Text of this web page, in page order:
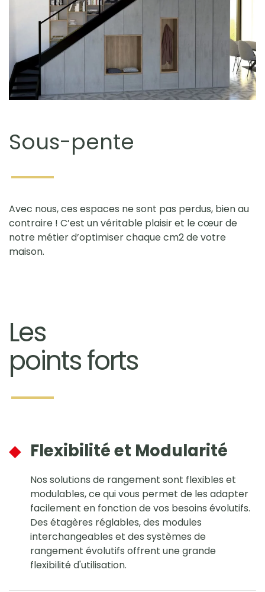
Sous-pente
Avec nous, ces espaces ne sont pas perdus, bien au
contraire ! C’est un véritable plaisir et le cœur de
notre métier d’optimiser chaque cm2 de votre
maison.
Les
points forts
◆ Flexibilité et Modularité
Nos solutions de rangement sont flexibles et
modulables, ce qui vous permet de les adapter
facilement en fonction de vos besoins évolutifs.
Des étagères réglables, des modules
interchangeables et des systèmes de
rangement évolutifs offrent une grande
flexibilité d'utilisation.